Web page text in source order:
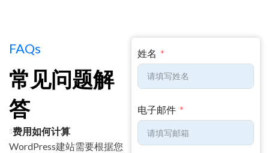
FAQs
常见问题解
答
费用如何计算
WordPress建站需要根据您
姓名
电子邮件